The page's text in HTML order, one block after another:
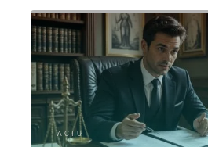
l’article
441-
7
du
Code
pénal
dans
les
ACTU